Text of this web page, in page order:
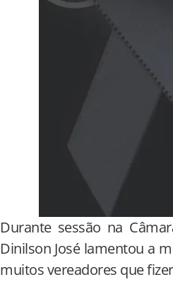
Durante sessão na
Dinilson José lamentou a
muitos vereadores que